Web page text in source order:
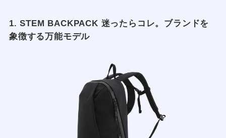
1. STEM BACKPACK 迷ったらコレ。ブランドを
象徴する万能モデル